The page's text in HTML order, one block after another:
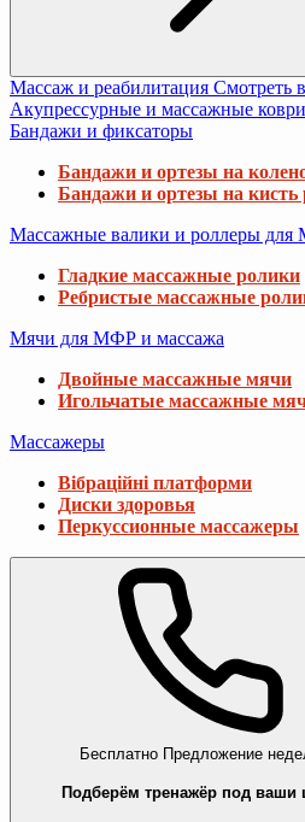
Массаж и реабилитация Смотреть
Акупрессурные и массажные
Бандажи и фиксаторы
Бандажи и ортезы на
Бандажи и ортезы на кисть
Массажные валики и роллеры
Гладкие массажные ролики
Ребристые массажные
Мячи для МФР и массажа
Двойные массажные мячи
Игольчатые массажные
Массажеры
Вібраційні платформи
Диски здоровья
Перкуссионные массажеры
Бесплатно Предложение
Подберём тренажёр под ваши